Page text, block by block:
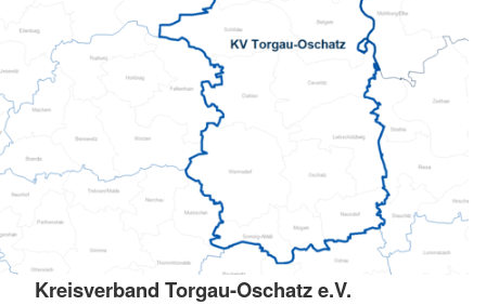
Kreisverband Torgau-Oschatz e.V.